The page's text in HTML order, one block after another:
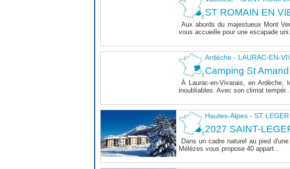
ST ROMAIN EN
Aux abords du majestueux Mont
vous accueille pour une escapade
Ardèche - LAURAC-EN-
Camping St Amand
À Laurac-en-Vivarais, en Ardèche,
inoubliables. Avec son climat tempér...
Hautes-Alpes - ST
2027 SAINT-
Dans un cadre naturel au pied
Mélèzes vous propose 40 appart...